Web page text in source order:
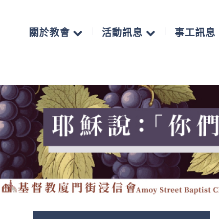
關於教會 活動訊息 事工訊息